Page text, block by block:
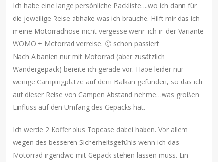
Ich habe eine lange persönliche Packliste….wo ich dann für
die jeweilige Reise abhake was ich brauche. Hilft mir das ich
meine Motorradhose nicht vergesse wenn ich in der Variante
WOMO + Motorrad verreise. 🙂 schon passiert
Nach Albanien nur mit Motorrad (aber zusätzlich
Wandergepäck) bereite ich gerade vor. Habe leider nur
wenige Campingplätze auf dem Balkan gefunden, so das ich
auf dieser Reise von Campen Abstand nehme…was großen
Einfluss auf den Umfang des Gepäcks hat.
Ich werde 2 Koffer plus Topcase dabei haben. Vor allem
wegen des besseren Sicherheitsgefühls wenn ich das
Motorrad irgendwo mit Gepäck stehen lassen muss. Ein